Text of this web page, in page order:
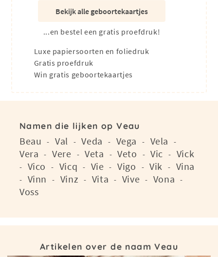
Bekijk alle geboortekaartjes
...en bestel een gratis proefdruk!
Luxe papiersoorten en foliedruk
Gratis proefdruk
Win gratis geboortekaartjes
Namen die lijken op Veau
Beau -Val -Veda - Vega - Vela -
Vera -Vere -Veta -Veto -Vic - Vick
- Vico - Vicq - Vie -Vigo -Vik - Vina
- Vinn - Vinz - Vita - Vive - Vona -
Voss
Artikelen over de naam Veau